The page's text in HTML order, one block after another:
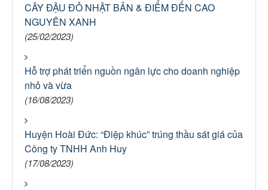
CÂY ĐẬU ĐỎ NHẬT BẢN & ĐIỂM ĐẾN CAO
NGUYÊN XANH
(25/02/2023)
Hỗ trợ phát triển nguồn ngân lực cho doanh nghiệp
nhỏ và vừa
(16/08/2023)
Huyện Hoài Đức: “Điệp khúc” trúng thầu sát giá của
Công ty TNHH Anh Huy
(17/08/2023)